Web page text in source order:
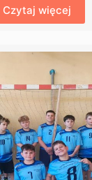
Czytaj więcej